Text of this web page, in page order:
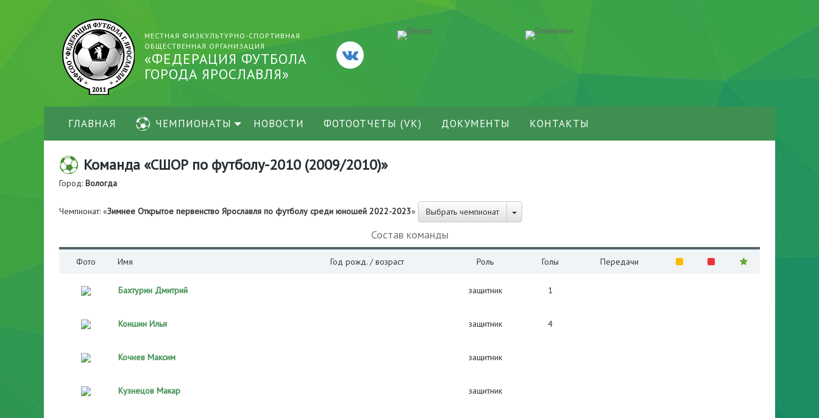
МЕСТНАЯ ФИЗКУЛЬТУРНО-СПОРТИВНАЯ
ОБЩЕСТВЕННАЯ ОРГАНИЗАЦИЯ
«ФЕДЕРАЦИЯ ФУТБОЛА
ГОРОДА ЯРОСЛАВЛЯ»
ГЛАВНАЯ ЧЕМПИОНАТЫ НОВОСТИ ФОТООТЧЕТЫ (VK) ДОКУМЕНТЫ КОНТАКТЫ
Команда «СШОР по футболу-2010 (2009/2010)»
Город: Вологда
Чемпионат: «Зимнее Открытое первенство Ярославля по футболу среди юношей 2022-2023» Выбрать чемпионат
Состав команды
Фото Имя Год рожд. / возраст Роль Голы Передачи
Бахтурин Дмитрий защитник 1
Коншин Илья защитник 4
Кочнев Максим защитник
Кузнецов Макар защитник